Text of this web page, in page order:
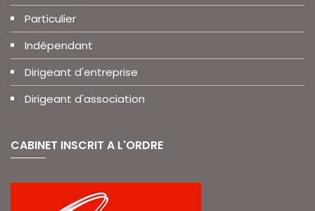
Particulier
Indépendant
Dirigeant d'entreprise
Dirigeant d'association
CABINET INSCRIT A L'ORDRE